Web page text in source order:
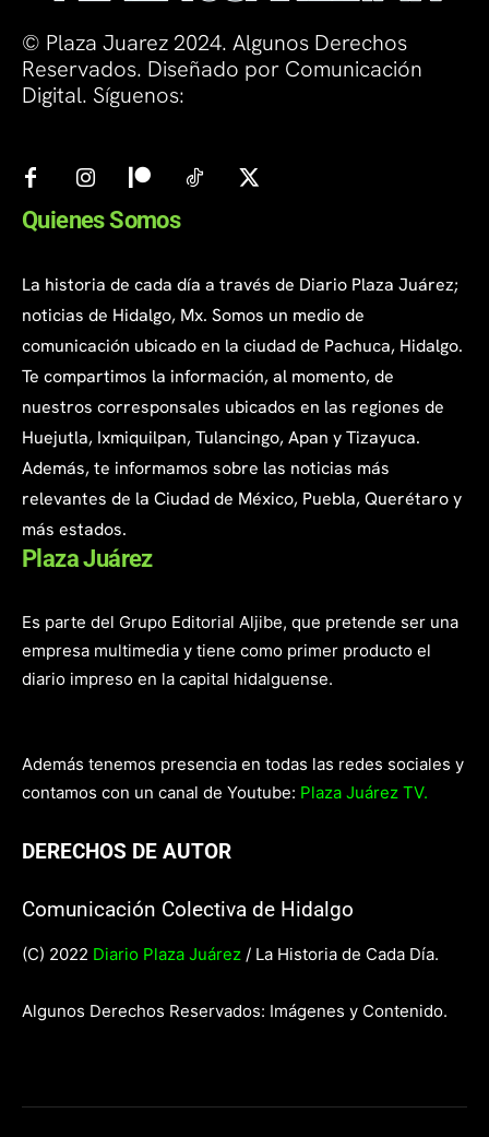
© Plaza Juarez 2024. Algunos Derechos
Reservados. Diseñado por Comunicación
Digital. Síguenos:
Quienes Somos
La historia de cada día a través de Diario Plaza Juárez;
noticias de Hidalgo, Mx. Somos un medio de
comunicación ubicado en la ciudad de Pachuca, Hidalgo.
Te compartimos la información, al momento, de
nuestros corresponsales ubicados en las regiones de
Huejutla, Ixmiquilpan, Tulancingo, Apan y Tizayuca.
Además, te informamos sobre las noticias más
relevantes de la Ciudad de México, Puebla, Querétaro y
más estados.
Plaza Juárez
Es parte del Grupo Editorial Aljibe, que pretende ser una
empresa multimedia y tiene como primer producto el
diario impreso en la capital hidalguense.
Además tenemos presencia en todas las redes sociales y
contamos con un canal de Youtube: Plaza Juárez TV.
DERECHOS DE AUTOR
Comunicación Colectiva de Hidalgo
(C) 2022 Diario Plaza Juárez / La Historia de Cada Día.
Algunos Derechos Reservados: Imágenes y Contenido.